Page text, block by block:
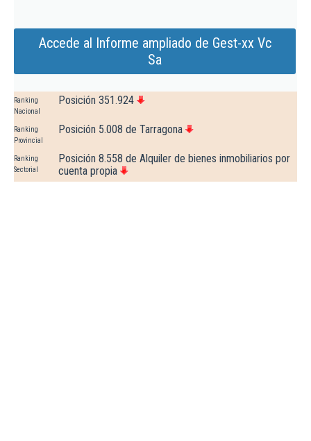
Accede al Informe ampliado de Gest-xx Vc
Sa
Ranking
Nacional
Posición 351.924
Ranking
Provincial
Posición 5.008 de Tarragona
Ranking
Sectorial
Posición 8.558 de Alquiler de bienes inmobiliarios por
cuenta propia